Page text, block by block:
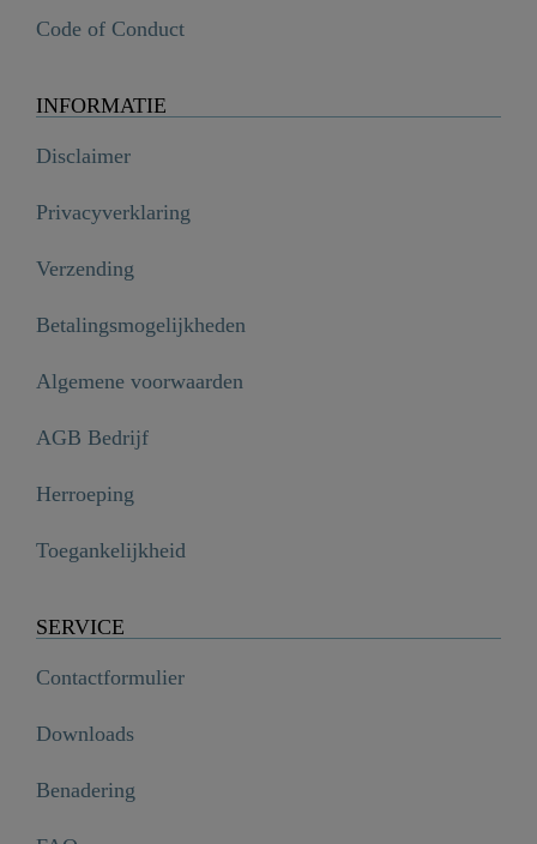
Code of Conduct
INFORMATIE
Disclaimer
Privacyverklaring
Verzending
Betalingsmogelijkheden
Algemene voorwaarden
AGB Bedrijf
Herroeping
Toegankelijkheid
SERVICE
Contactformulier
Downloads
Benadering